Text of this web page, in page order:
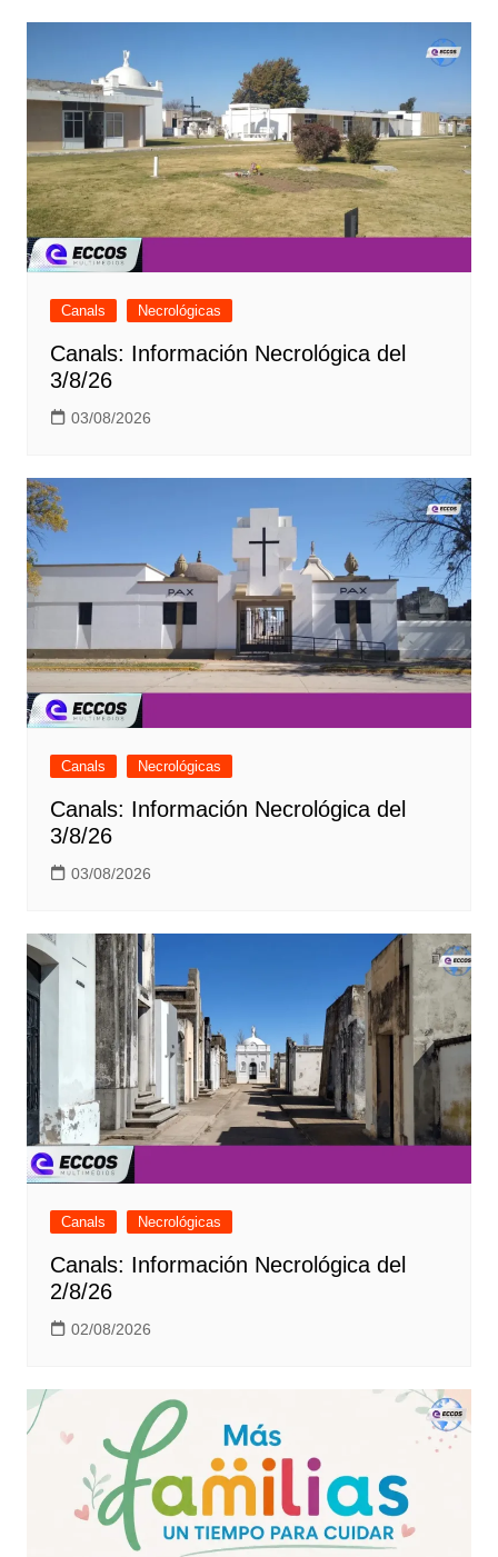
Canals Necrológicas
Canals: Información Necrológica del
3/8/26
03/08/2026
Canals Necrológicas
Canals: Información Necrológica del
3/8/26
03/08/2026
Canals Necrológicas
Canals: Información Necrológica del
2/8/26
02/08/2026